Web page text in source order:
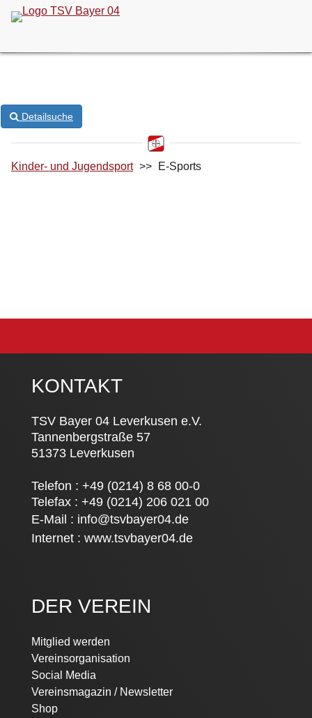
Detailsuche
Kinder- und Jugendsport >> E-Sports
KONTAKT
TSV Bayer 04 Leverkusen e.V.
Tannenbergstraße 57
51373 Leverkusen
Telefon : +49 (0214) 8 68 00-0
Telefax : +49 (0214) 206 021 00
E-Mail : info@tsvbayer04.de
Internet : www.tsvbayer04.de
DER VEREIN
Mitglied werden
Vereinsorganisation
Social Media
Vereinsmagazin / Newsletter
Shop